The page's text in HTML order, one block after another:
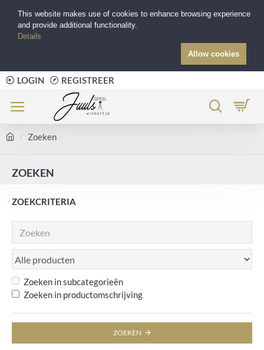
LOGIN REGISTREER
Zoeken
ZOEKEN
ZOEKCRITERIA
Zoeken in subcategorieën
Zoeken in productomschrijving
ZOEKEN
This website makes use of cookies to enhance browsing experience
and provide additional functionality.
Details
Allow cookies